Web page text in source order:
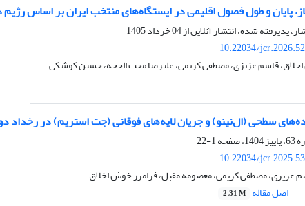
پایان و طول فصول اقلیمی در ایستگاه‌های منتخب ایران بر اساس رژیم
پذیرفته شده، انتشار آنلاین از04 خرداد 1405
10.22034/
قاسم عزیزی، مصطفی کریمی، علیرضا محب الحجه، حسین کوشکی
سطحی (ال‌نینو) و جریان لایه‌های فوقانی (جت استریم) در رخداد
1-22
10.22034/
عزیزی، مصطفی کریمی، معصومه مقبل، فرامرز خوش اخلاق
اصل مقاله 2.31 M